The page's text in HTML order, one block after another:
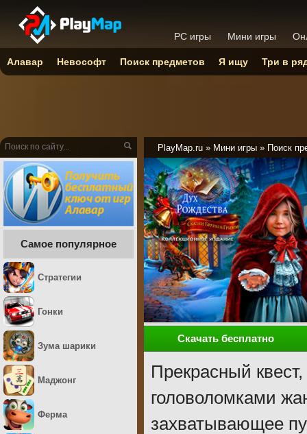
PlayMap.ru » Мини игры » Поиск
Скачать бесплатно
Прекрасный
головоломками
захватывающее
Самое популярное
Стратегии
Гонки
Зума шарики
Маджонг
Ферма
PC игры Мини игры
Алавар Невософт Поиск предметов Я ищу Три в